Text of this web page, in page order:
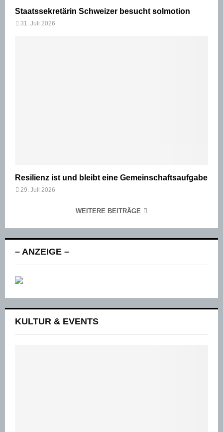
Staatssekretärin Schweizer besucht solmotion
31. Juli 2026
Resilienz ist und bleibt eine Gemeinschaftsaufgabe
29. Juli 2026
WEITERE BEITRÄGE
– ANZEIGE –
KULTUR & EVENTS